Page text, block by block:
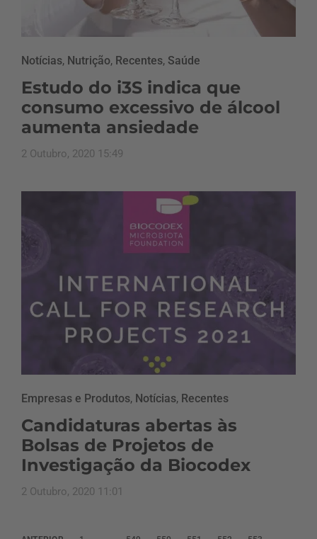
Notícias, Nutrição, Recentes, Saúde
Estudo do i3S indica que
consumo excessivo de álcool
aumenta ansiedade
2 Outubro, 2020 15:49
Empresas e Produtos, Notícias, Recentes
Candidaturas abertas às
Bolsas de Projetos de
Investigação da Biocodex
2 Outubro, 2020 11:01